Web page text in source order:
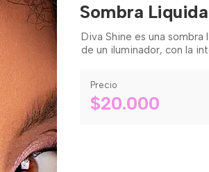
Sombra
Diva Shine es una
de un iluminador, con la
Precio
$20.000